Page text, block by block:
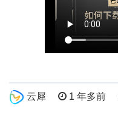
云犀 1 年多前